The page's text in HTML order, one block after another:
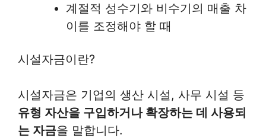
계절적 성수기와 비수기의 매출 차
이를 조정해야 할 때
시설자금이란?
시설자금은 기업의 생산 시설, 사무 시설 등
유형 자산을 구입하거나 확장하는 데 사용되
는 자금을 말합니다.